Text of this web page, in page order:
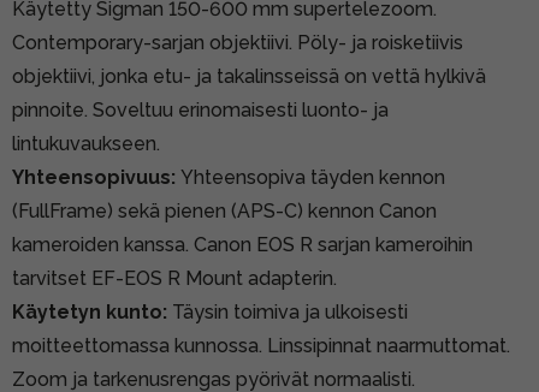
Käytetty Sigman 150-600 mm supertelezoom.
Contemporary-sarjan objektiivi. Pöly- ja roisketiivis
objektiivi, jonka etu- ja takalinsseissä on vettä hylkivä
pinnoite. Soveltuu erinomaisesti luonto- ja
lintukuvaukseen.
Yhteensopivuus: Yhteensopiva täyden kennon
(FullFrame) sekä pienen (APS-C) kennon Canon
kameroiden kanssa. Canon EOS R sarjan kameroihin
tarvitset EF-EOS R Mount adapterin.
Käytetyn kunto: Täysin toimiva ja ulkoisesti
moitteettomassa kunnossa. Linssipinnat naarmuttomat.
Zoom ja tarkenusrengas pyörivät normaalisti.